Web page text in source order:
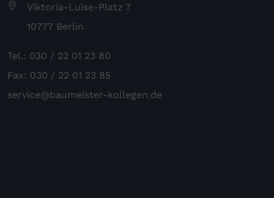
Viktoria-Luise-Platz 7
10777 Berlin
Tel.: 030 / 22 01 23 80
Fax: 030 / 22 01 23 85
service@baumeister-kollegen.de